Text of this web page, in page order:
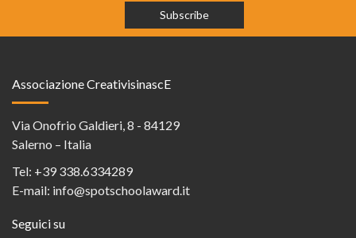
Associazione CreativisinascE
Via Onofrio Galdieri, 8 - 84129
Salerno – Italia
Tel: +39 338.6334289
E-mail: info@spotschoolaward.it
Seguici su